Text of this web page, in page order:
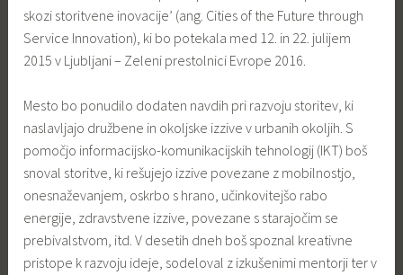
skozi storitvene inovacije’ (ang. Cities of the Future through
Service Innovation), ki bo potekala med 12. in 22. julijem
2015 v Ljubljani – Zeleni prestolnici Evrope 2016.
Mesto bo ponudilo dodaten navdih pri razvoju storitev, ki
naslavljajo družbene in okoljske izzive v urbanih okoljih. S
pomočjo informacijsko-komunikacijskih tehnologij (IKT) boš
snoval storitve, ki rešujejo izzive povezane z mobilnostjo,
onesnaževanjem, oskrbo s hrano, učinkovitejšo rabo
energije, zdravstvene izzive, povezane s starajočim se
prebivalstvom, itd. V desetih dneh boš spoznal kreativne
pristope k razvoju ideje, sodeloval z izkušenimi mentorji ter v